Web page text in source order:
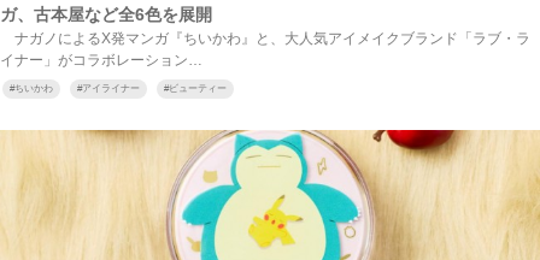
ガ、古本屋など全6色を展開
ナガノによるX発マンガ『ちいかわ』と、大人気アイメイクブランド「ラブ・ラ
イナー」がコラボレーション…
#ちいかわ #アイライナー #ビューティー